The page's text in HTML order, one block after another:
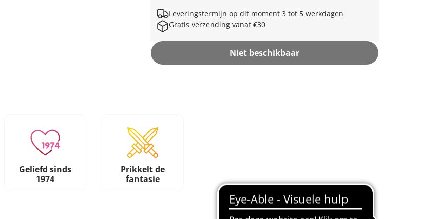
Leveringstermijn op dit moment 3 tot 5 werkdagen
Gratis verzending vanaf €30
Niet beschikbaar
Geliefd sinds
1974
Prikkelt de
fantasie